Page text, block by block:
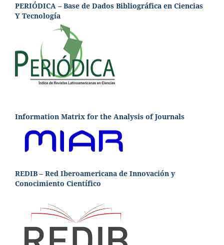
PERIÓDICA – Base de Dados Bibliográfica en Ciencias
Y Tecnología
Information Matrix for the Analysis of Journals
REDIB – Red Iberoamericana de Innovación y
Conocimiento Científico